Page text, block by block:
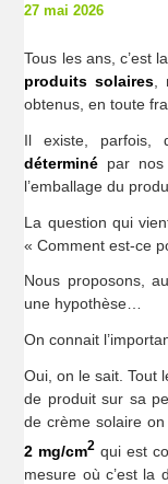
27 mai 2026
Tous les ans, c’est
produits solaires
obtenus, en toute
Il existe, parfois,
déterminé par
l’emballage du
La question qui
« Comment est-ce
Nous proposons,
une hypothèse…
On connait
Oui, on le sait. Tout
de produit sur sa
de crème solaire
2 mg/cm2 qui est
mesure où c’est la